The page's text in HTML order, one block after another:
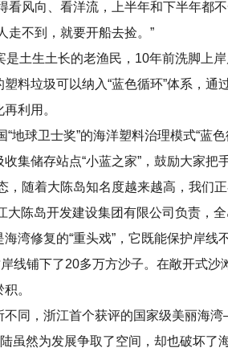
看风向、看洋流，上半年和下半年都
走不到，就要开船去捡。”
是土生土长的老渔民，10年前洗脚上
料垃圾可以纳入“蓝色循环”体系，
利用。
“地球卫士奖”的海洋塑料治理模式“蓝
集储存站点“小蓝之家”，鼓励大家把
，随着大陈岛知名度越来越高，我们
大陈岛开发建设集团有限公司负责，
湾修复的“重头戏”，它既能保护岸
线铺下了20多万方沙子。在敞开式
。
不同，浙江首个获评的国家级美丽海
虽然为发展争取了空间，却也破坏了